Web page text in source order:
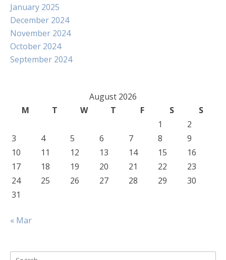
January 2025
December 2024
November 2024
October 2024
September 2024
August 2026
M
T W T F S
S
1
2
3
4 5 6 7 8
9
10
11 12 13 14 15
16
17
18 19 20 21 22
23
24
25 26 27 28 29
30
31
« Mar
Search